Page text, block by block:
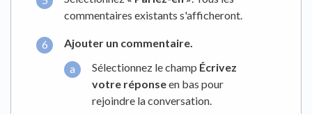
commentaires existants s'afficheront.
Ajouter un commentaire.
Sélectionnez le champ Écrivez
votre réponseen bas pour
rejoindre la conversation.